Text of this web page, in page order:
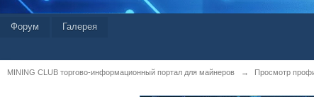
Форум Галерея
MINING CLUB торгово-информационный портал для майнеров → Просмотр